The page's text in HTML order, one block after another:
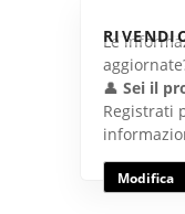
Le
👤 Sei il
Registrati
Modifica